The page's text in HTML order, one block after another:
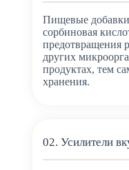
Пищевые
сорбиновая
предотвращения
других
продуктах, тем
хранения.
02. Усилители